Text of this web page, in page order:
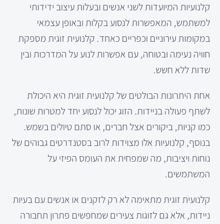
קלנועיות המיועדות לשני אנשים ובעלות עיצוב ידידותי
למשתמש, המאפשרות לנסוע בקלות ובאופן עצמאי
במקומות עירוניים וכפריים כאחד. קלנועית זוגית מספקת
חוויה נעימה ובטוחה, עם אפשרות לנוע על המדרכות ובין
שדות ללא חשש.
אחת היתרונות הבולטים של קלנועית זוגית היא היכולת
לשתף פעולה בניידות. הזוג יכול לנסוע יחד למטרות שונות,
כמו קניות, ביקורים אצל חברים, או סתם טיולים בשמש.
בנוסף, קלנועיות אלו מצוידות לרוב בסטנדרטים גבוהים של
נוחות ויציבות, מה שמפחית את העומס הפיזי על
המשתמשים.
קלנועית זוגית מתאימה לא רק לזקנים או אנשים עם בעיות
ניידות, אלא גם לזוגות צעירים שמחפשים פתרון תחבורה